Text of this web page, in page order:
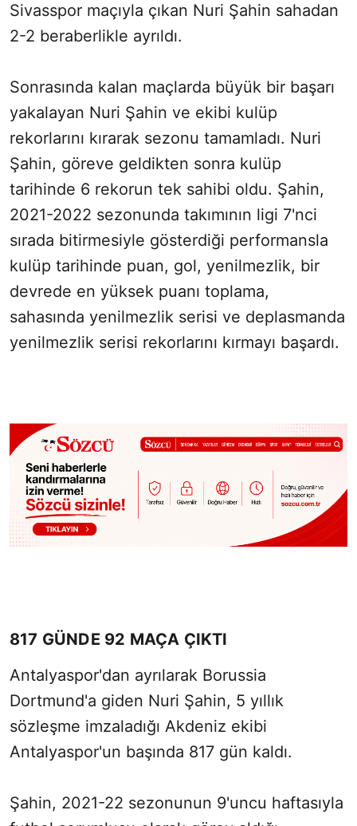
Sivasspor maçıyla çıkan Nuri Şahin sahadan
2-2 beraberlikle ayrıldı.
Sonrasında kalan maçlarda büyük bir başarı
yakalayan Nuri Şahin ve ekibi kulüp
rekorlarını kırarak sezonu tamamladı. Nuri
Şahin, göreve geldikten sonra kulüp
tarihinde 6 rekorun tek sahibi oldu. Şahin,
2021-2022 sezonunda takımının ligi 7'nci
sırada bitirmesiyle gösterdiği performansla
kulüp tarihinde puan, gol, yenilmezlik, bir
devrede en yüksek puanı toplama,
sahasında yenilmezlik serisi ve deplasmanda
yenilmezlik serisi rekorlarını kırmayı başardı.
817 GÜNDE 92 MAÇA ÇIKTI
Antalyaspor'dan ayrılarak Borussia
Dortmund'a giden Nuri Şahin, 5 yıllık
sözleşme imzaladığı Akdeniz ekibi
Antalyaspor'un başında 817 gün kaldı.
Şahin, 2021-22 sezonunun 9'uncu haftasıyla